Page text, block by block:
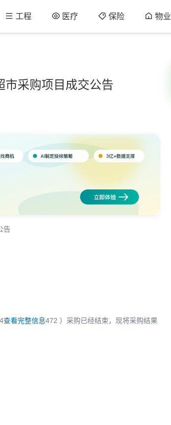
工程 医疗 保险 物业
市采购项目成交公告
告
查看完整信息472 ）采购已经结束，现将采购结果